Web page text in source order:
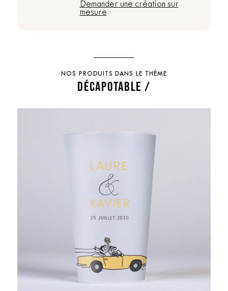
Demander une création sur
mesure
NOS PRODUITS DANS LE THÈME
DÉCAPOTABLE /